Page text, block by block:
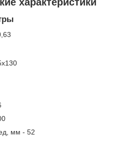
мм - 52